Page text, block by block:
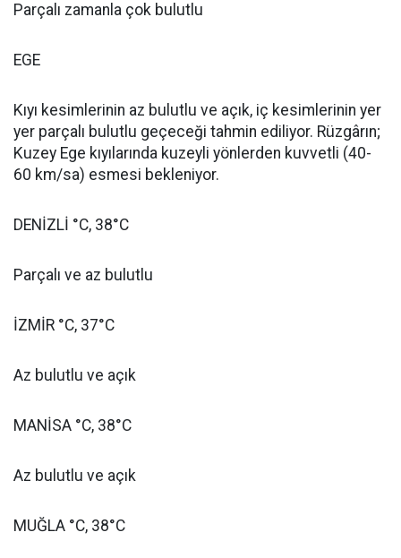
Parçalı zamanla çok bulutlu
EGE
Kıyı kesimlerinin az bulutlu ve açık, iç kesimlerinin yer
yer parçalı bulutlu geçeceği tahmin ediliyor. Rüzgârın;
Kuzey Ege kıyılarında kuzeyli yönlerden kuvvetli (40-
60 km/sa) esmesi bekleniyor.
DENİZLİ °C, 38°C
Parçalı ve az bulutlu
İZMİR °C, 37°C
Az bulutlu ve açık
MANİSA °C, 38°C
Az bulutlu ve açık
MUĞLA °C, 38°C